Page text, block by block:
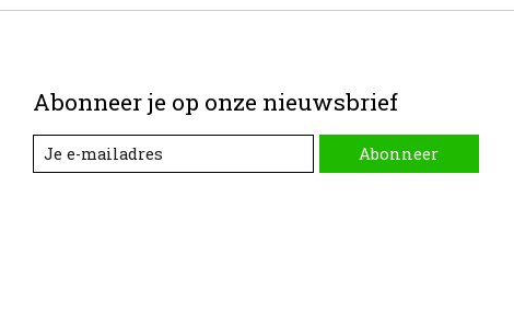
Abonneer je op onze nieuwsbrief
Abonneer